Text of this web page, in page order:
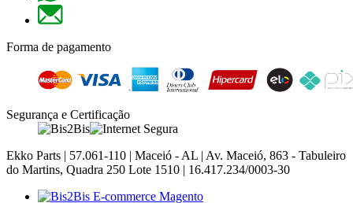
Forma de pagamento
Segurança e Certificação
Ekko Parts | 57.061-110 | Maceió - AL | Av. Maceió, 863 - Tabuleiro
do Martins, Quadra 250 Lote 1510 | 16.417.234/0003-30